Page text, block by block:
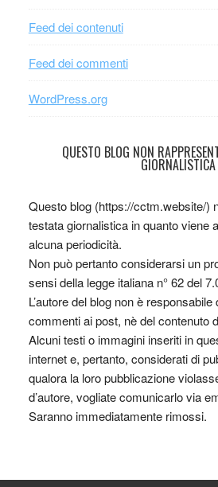
Feed dei contenuti
Feed dei commenti
WordPress.org
QUESTO BLOG NON
GIORNALISTICA
Questo blog (https://cctm.website/)
testata giornalistica in quanto viene
alcuna periodicità.
Non può pertanto considerarsi un
sensi della legge italiana n° 62 del
L’autore del blog non è
commenti ai post, nè del contenuto
Alcuni testi o immagini inseriti in
internet e, pertanto, considerati di
qualora la loro pubblicazione
d’autore, vogliate comunicarlo via
Saranno immediatamente rimossi.